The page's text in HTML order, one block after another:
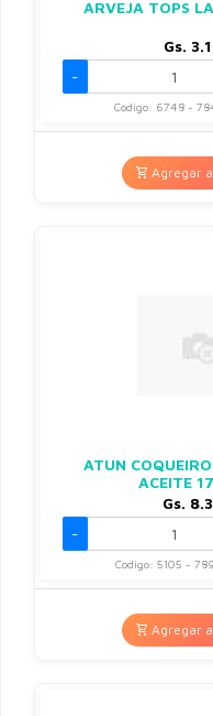
ARVEJA TOPS
Gs.
-
Codigo: 6748 -
Agregar
ATUN
ACEITE
Gs.
-
Codigo: 5105 -
Agregar